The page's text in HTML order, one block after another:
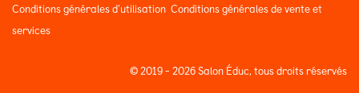
Conditions générales d'utilisation Conditions générales de vente et
services
© 2019 - 2026 Salon Éduc, tous droits réservés